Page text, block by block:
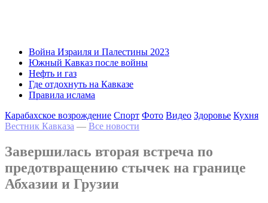
Война Израиля и Палестины 2023
Южный Кавказ после войны
Нефть и газ
Где отдохнуть на Кавказе
Правила ислама
Карабахское возрождение Спорт Фото Видео Здоровье Кухня
Вестник Кавказа — Все новости
Завершилась вторая встреча по
предотвращению стычек на границе
Абхазии и Грузии